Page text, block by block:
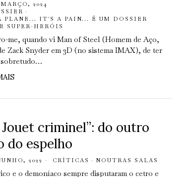
2024
·
PLANE... IT'S A PAIN... É UM DOSSIER
SUPER-HERÓIS
me, quando vi Man of Steel (Homem de Aço,
Zack Snyder em 3D (no sistema IMAX), de ter
sobretudo…
Jouet criminel”: do outro
do espelho
2022 CRÍTICAS · NOUTRAS SALAS
e o demoníaco sempre disputaram o cetro e